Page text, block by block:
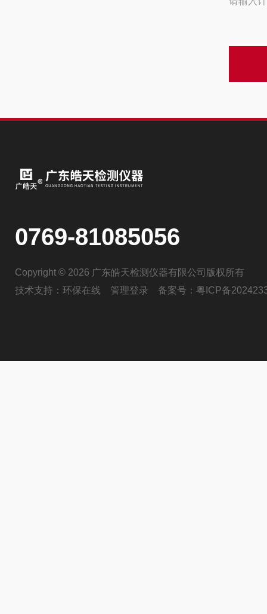
0769-81085056
Copyright © 2026 广东皓天检测仪器有限公司版权所有
技术支持： 环保在线 管理登录 备案号： 粤ICP备